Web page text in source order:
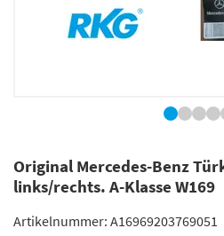
Original Mercedes-Benz
links/rechts. A-Klasse W169
Artikelnummer: A16969203769051